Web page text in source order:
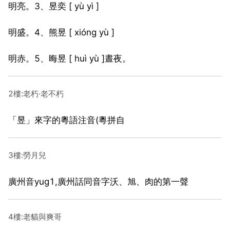
明亮。3、昱奕 [ yù yì ]
明盛。4、熊昱 [ xióng yù ]
明赤。5、晦昱 [ huì yù ]晝夜。
2樓:老朽·老不朽
「昱」來字的粵語注音(粵拼自
3樓:勞月兒
廣州音yug1,廣州話同音字沃、旭、肉的第一聲
4樓:老貓與爽哥